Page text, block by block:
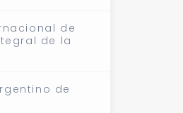
de
de la
de